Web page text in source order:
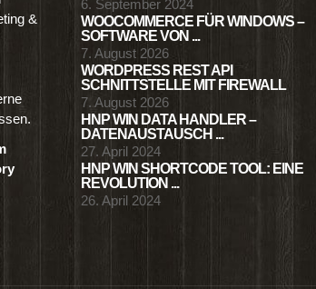
&
6. September 2024
WOOCOMMERCE FÜR WINDOWS –
SOFTWARE VON ...
7. August 2026
WORDPRESS REST API
SCHNITTSTELLE MIT FIREWALL
7. August 2026
HNP WIN DATA HANDLER –
DATENAUSTAUSCH ...
27. April 2024
HNP WIN SHORTCODE TOOL: EINE
REVOLUTION ...
26. April 2024